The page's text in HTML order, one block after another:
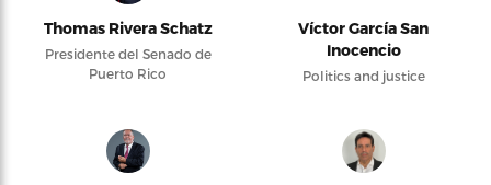
Thomas Rivera Schatz
Presidente del Senado de
Puerto Rico
Víctor García San
Inocencio
Politics and justice